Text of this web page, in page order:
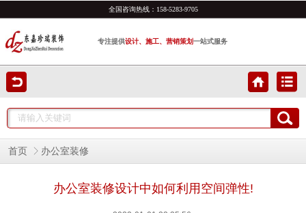
全国咨询热线： 158-5283-9705
专注提供设计、施工、营销策划一站式服务
首页 办公室装修
办公室装修设计中如何利用空间弹性!